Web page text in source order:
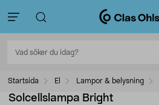
Startsida El Lampor & belysning
Solcellslampa Bright